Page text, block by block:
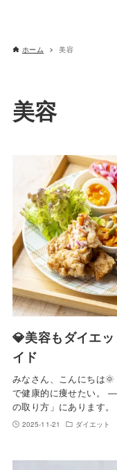
ホーム 美容
美容
💎美容もダイエ
イド
みなさん、こんにちは
で健康的に痩せたい。
の取り方」にあります
2025-11-21 ダイエット